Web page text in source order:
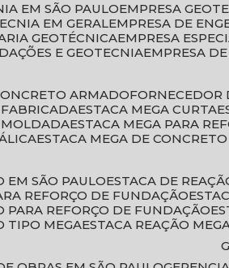
EM SÃO PAULO
EMPRESA
EM GERAL EMPRESA DE
GEOTÉCNICA EMPRESA
E GEOTECNIA EMPRESA
ARMADO
FABRICADA ESTACA MEGA CURTA
MOLDADA ESTACA MEGA PARA
ESTACA MEGA DE CONCRETO
EM SÃO PAULO
ESTACA DE
REFORÇO DE FUNDAÇÃO
PARA REFORÇO DE FUNDAÇÃO
TIPO MEGA ESTACA REAÇÃO